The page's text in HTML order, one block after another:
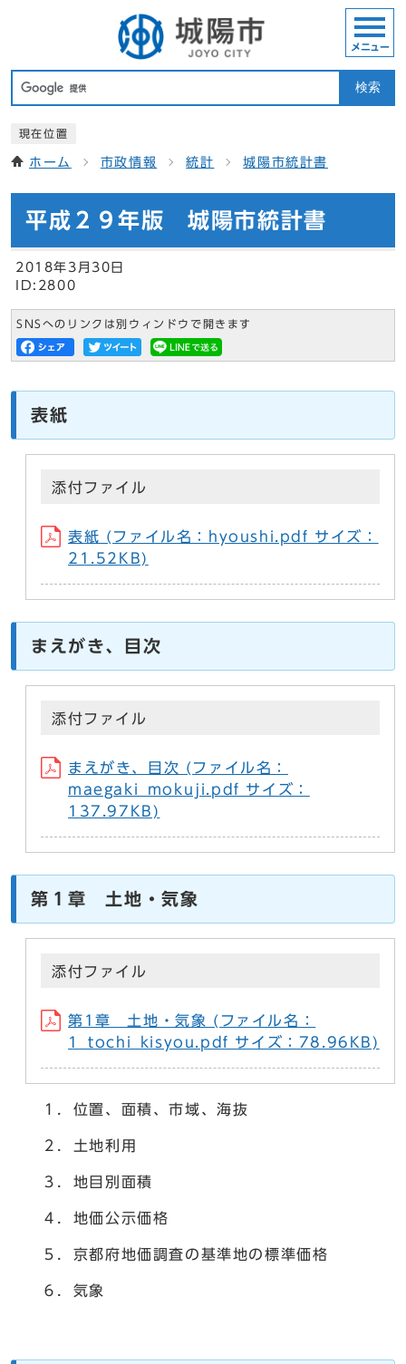
検索
メニュー
現在位置
ホーム 市政情報 統計 城陽市統計書
平成２９年版 城陽市統計書
2018年3月30日
ID:2800
SNSへのリンクは別ウィンドウで開きます
表紙
添付ファイル
表紙 (ファイル名：hyoushi.pdf サイズ：
21.52KB)
まえがき、目次
添付ファイル
まえがき、目次 (ファイル名：
maegaki_mokuji.pdf サイズ：
137.97KB)
第１章 土地・気象
添付ファイル
第1章 土地・気象 (ファイル名：
1_tochi_kisyou.pdf サイズ：78.96KB)
１．位置、面積、市域、海抜
２．土地利用
３．地目別面積
４．地価公示価格
５．京都府地価調査の基準地の標準価格
６．気象